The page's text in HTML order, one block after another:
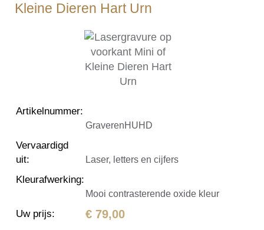
Kleine Dieren Hart Urn
Artikelnummer:
GraverenHUHD
Vervaardigd
uit: Laser, letters en cijfers
Kleurafwerking:
Mooi contrasterende oxide kleur
Uw prijs: € 79,00